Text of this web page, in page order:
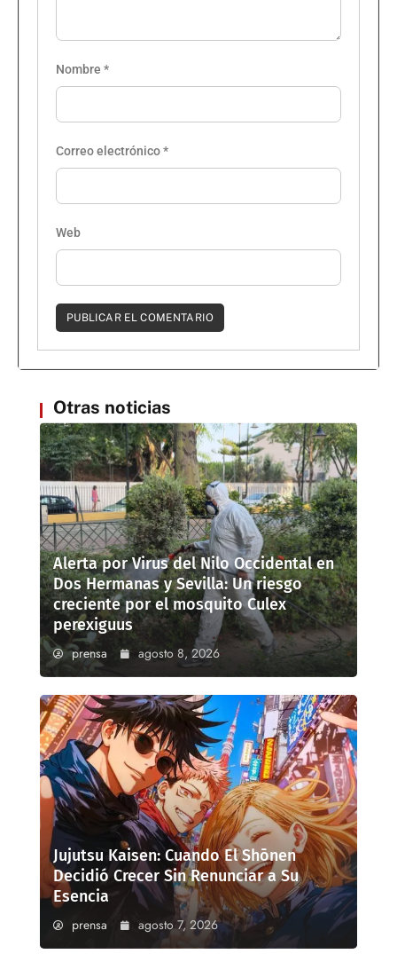
Nombre *
Correo electrónico*
Web
Otras noticias
Alerta por Virus del Nilo Occidental en
Dos Hermanas y Sevilla: Un riesgo
creciente por el mosquito Culex
perexiguus
prensa agosto 8, 2026
Jujutsu Kaisen: Cuando El Shōnen
Decidió Crecer Sin Renunciar a Su
Esencia
prensa agosto 7, 2026